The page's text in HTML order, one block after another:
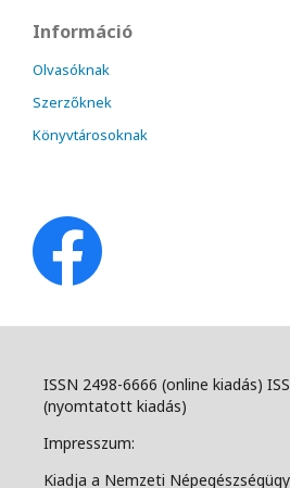
Információ
Olvasóknak
Szerzőknek
Könyvtárosoknak
ISSN 2498-6666 (online kiadás)
(nyomtatott kiadás)
Impresszum:
Kiadja a Nemzeti